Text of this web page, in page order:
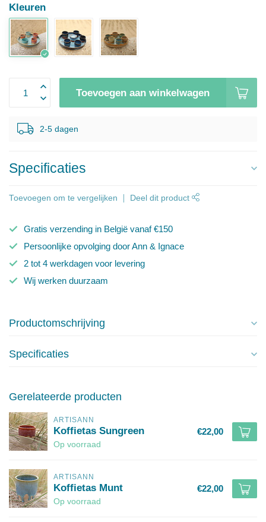
Kleuren
Toevoegen aan winkelwagen
2-5 dagen
Specificaties
Toevoegen om te vergelijken Deel dit product
Gratis verzending in België vanaf €150
Persoonlijke opvolging door Ann & Ignace
2 tot 4 werkdagen voor levering
Wij werken duurzaam
Productomschrijving
Specificaties
Gerelateerde producten
ARTISANN
Koffietas Sungreen
Op voorraad
€22,00
ARTISANN
Koffietas Munt
Op voorraad
€22,00